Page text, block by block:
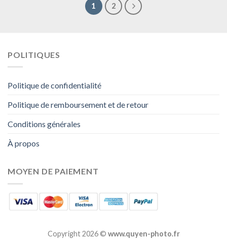
1 2
POLITIQUES
Politique de confidentialité
Politique de remboursement et de retour
Conditions générales
À propos
MOYEN DE PAIEMENT
Copyright 2026 © www.quyen-photo.fr